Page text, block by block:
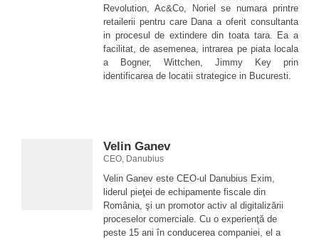
Revolution, Ac&Co, Noriel se numara printre
retailerii pentru care Dana a oferit consultanta
in procesul de extindere din toata tara. Ea a
facilitat, de asemenea, intrarea pe piata locala
a Bogner, Wittchen, Jimmy Key prin
identificarea de locatii strategice in Bucuresti.
Velin Ganev
CEO, Danubius
Velin Ganev este CEO-ul Danubius Exim,
liderul pieţei de echipamente fiscale din
România, şi un promotor activ al digitalizării
proceselor comerciale. Cu o experienţă de
peste 15 ani în conducerea companiei, el a